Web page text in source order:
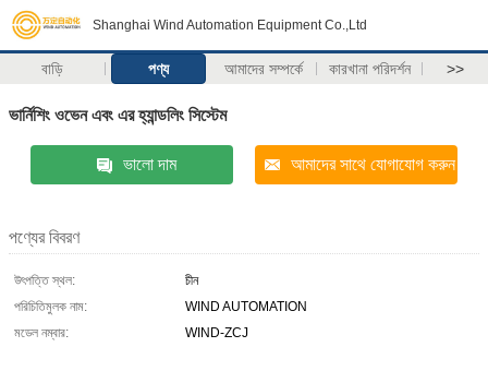
Shanghai Wind Automation Equipment Co.,Ltd
বাড়ি পণ্য আমাদের সম্পর্কে কারখানা পরিদর্শন >>
ভার্নিশিং ওভেন এবং এর হ্যান্ডলিং সিস্টেম
ভালো দাম আমাদের সাথে যোগাযোগ করুন
পণ্যের বিবরণ
উৎপত্তি স্থল:
চীন
পরিচিতিমুলক নাম:
WIND AUTOMATION
মডেল নম্বার:
WIND-ZCJ